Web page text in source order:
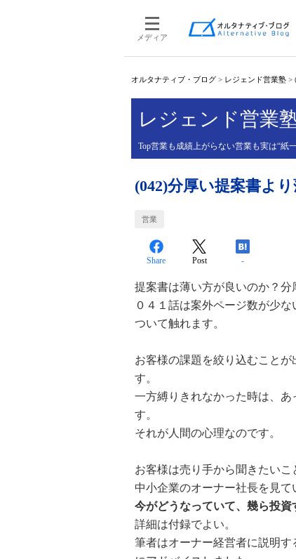
メディア
オルタナティブ・ブログ > レジェンド営業塾 >
レジェンド営業
Top営業も成績上がらない営業も実は“紙
(042)分厚い提案書よ
営業
Share Post -
提案書は薄い方が良いのか？分
０４１話は案外ページ数が少
ついて触れます。
お客様の課題を絞り込むこと
す。
一方縛りきれなかった時は、
す。
それが人間の心理なのです。
お客様は売り手から聞きたいこ
中小企業のオーナー社長を見て
今がどうなっていて、幾ら投資
詳細は付録でよい。
筆者はオーナー経営者に説明す